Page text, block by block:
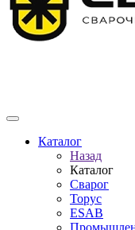
Каталог
Назад
Каталог
Сварог
Торус
ESAB